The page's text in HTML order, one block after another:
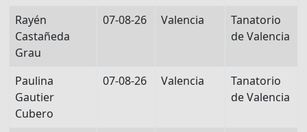
Rayén
Castañeda
Grau
07-08-26 Valencia
Tanatorio
de Valencia
Paulina
Gautier
Cubero
07-08-26 Valencia
Tanatorio
de Valencia